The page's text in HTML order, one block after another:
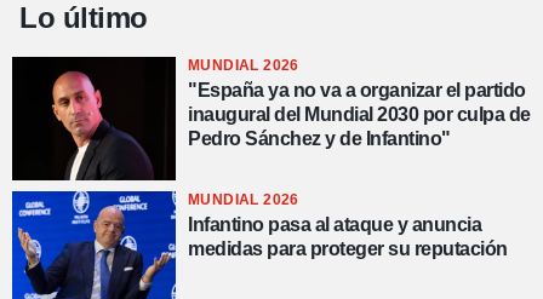
Lo último
MUNDIAL 2026
"España ya no va a organizar el partido
inaugural del Mundial 2030 por culpa de
Pedro Sánchez y de Infantino"
MUNDIAL 2026
Infantino pasa al ataque y anuncia
medidas para proteger su reputación